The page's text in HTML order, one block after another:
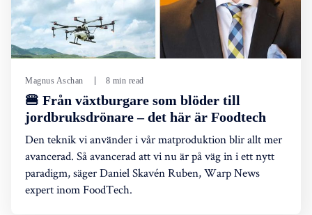
Magnus Aschan 8 min read
🍔 Från växtburgare som blöder till
jordbruksdrönare – det här är Foodtech
Den teknik vi använder i vår matproduktion blir allt mer
avancerad. Så avancerad att vi nu är på väg in i ett nytt
paradigm, säger Daniel Skavén Ruben, Warp News
expert inom FoodTech.